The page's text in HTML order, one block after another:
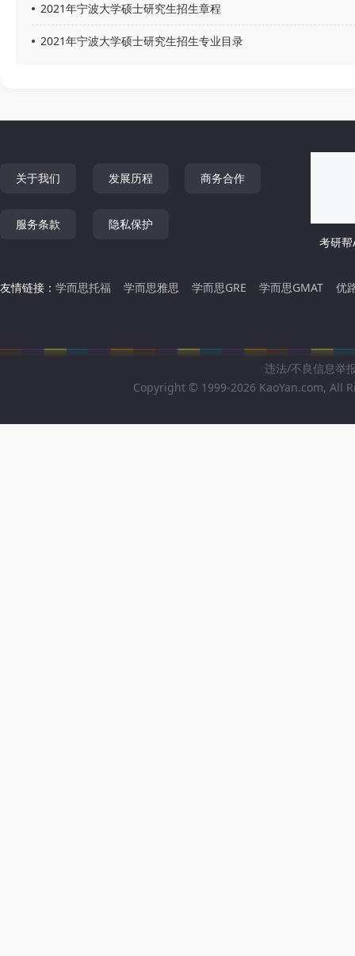
2021年宁波大学硕士研究生招生章程
2021年宁波大学硕士研究生招生专业目录
关于我们 发展历程 商务合作
服务条款
隐私保护
考研帮
友情链接： 学而思托福 学而思雅思 学而思GRE 学而思GMAT 优
违法/不良信息举
Copyright © 1999-2026 KaoYan.com, All